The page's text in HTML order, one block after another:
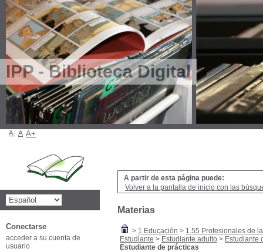
IPP - Biblioteca Digital
A partir de esta página puede:
Volver a la pantalla de inicio con las
Materias
> 1 Educación > 1.55 Profesionales de
Estudiante > Estudiante adulto > Estudiante
Estudiante de prácticas
A- A A+
Conectarse
acceder a su cuenta de
usuario